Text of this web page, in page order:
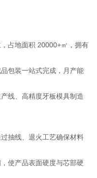
占地面积 20000+㎡，拥有
包装一站式完成，月产能
线、高精度牙板模具制造
抽线、退火工艺确保材料
使产品表面硬度与芯部硬